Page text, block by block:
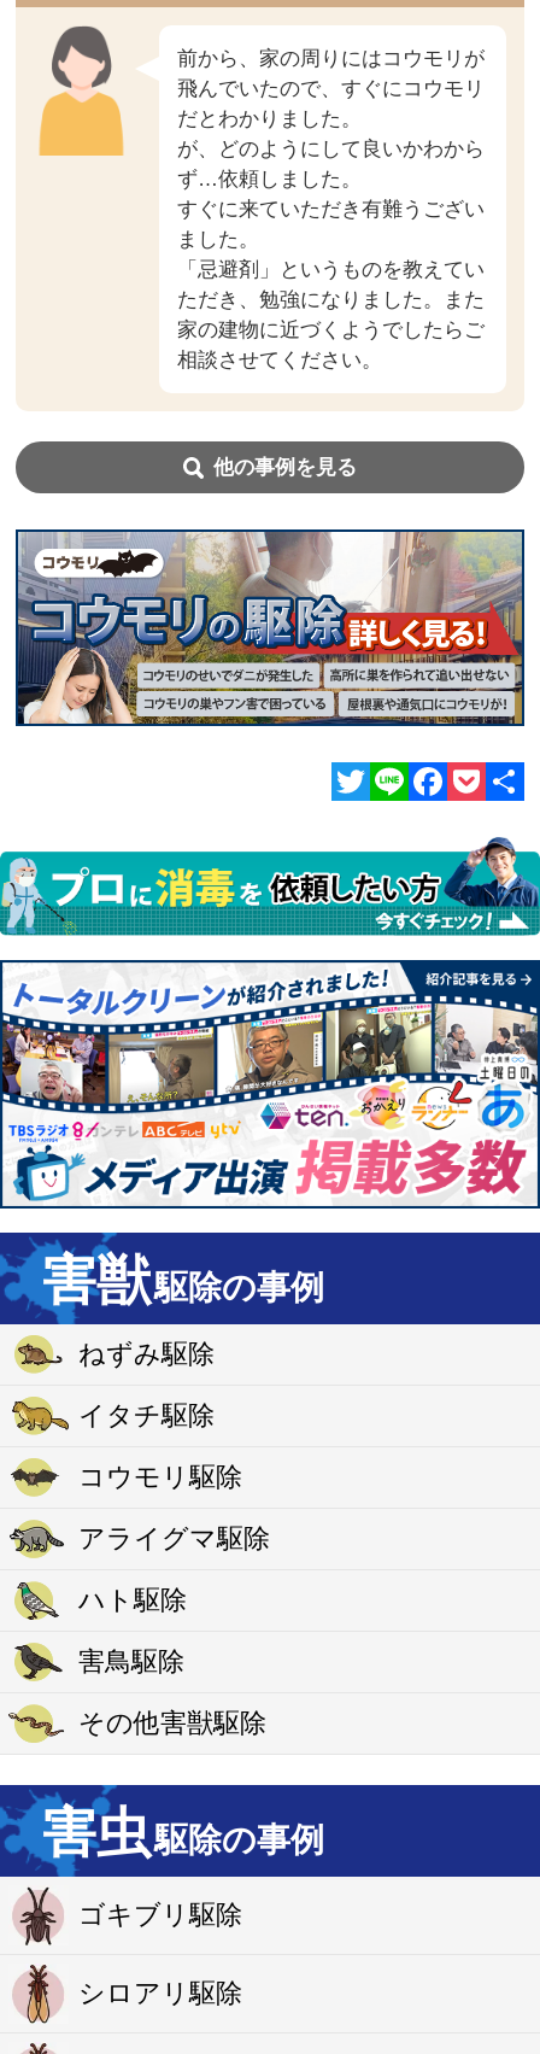
前から、家の周りにはコウモリが
飛んでいたので、すぐにコウモリ
だとわかりました。
が、どのようにして良いかわから
ず…依頼しました。
すぐに来ていただき有難うござい
ました。
「忌避剤」というものを教えてい
ただき、勉強になりました。また
家の建物に近づくようでしたらご
相談させてください。
他の事例を見る
有
害獣駆除の事例
ねずみ駆除
イタチ駆除
コウモリ駆除
アライグマ駆除
ハト駆除
害鳥駆除
その他害獣駆除
害虫駆除の事例
ゴキブリ駆除
シロアリ駆除